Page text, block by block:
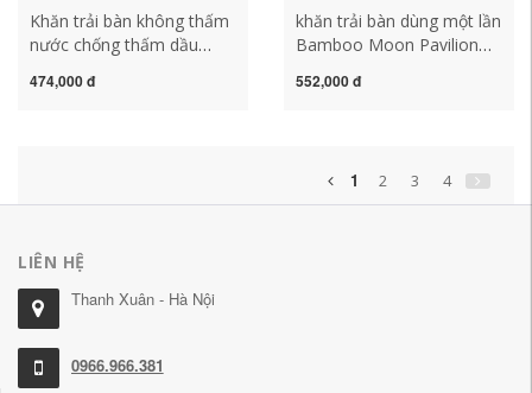
Khăn trải bàn không thấm
nước chống thấm dầu
nhật dùng một lần chất
474,000 đ
khăn trải bàn dùng một lần
Bamboo Moon Pavilion
thấm vải Nghệ thuật
trọng mẫu khăn trải bàn
khăn trải bàn dài
552,000 đ
1 2 3 4
LIÊN HỆ
Thanh Xuân - Hà Nội
0966.966.381